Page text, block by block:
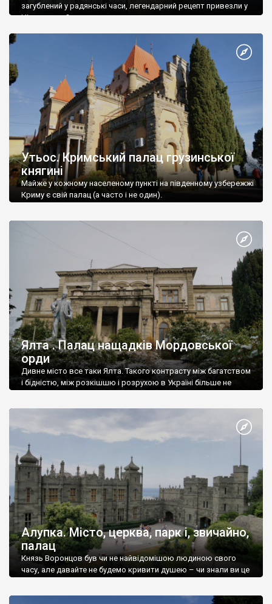
загублений у радянські часи, легендарний рецепт привезли у
Ніжин греки?
Утьос. Кримський палац грузинської
княгині
Майже у кожному населеному пункті на південному узбережжі
Криму є свій палац (а часто і не один).
Ялта . Палац нащадків Мордовської
орди
Дивне місто все таки Ялта. Такого контрасту між багатством
і бідністю, між розкішшю і розрухою в Україні більше не
Алупка. Місто, церква, парк і, звичайно,
палац
Князь Воронцов був чи не найвідомішою людиною свого
часу, але давайте не будемо кривити душею – чи знали ви це